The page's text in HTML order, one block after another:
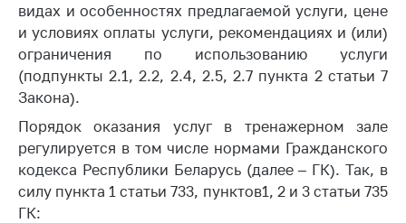
Применение мер
нетарифного
регулирования
Биржевая торговля
деятельность в
Республике
Беларусь
Защита
видах и особенностях предлагаемой услуги, цене
и условиях оплаты услуги, рекомендациях и (или)
ограничения по использованию услуги
(подпункты 2.1, 2.2, 2.4, 2.5, 2.7 пункта 2 статьи 7
Закона).
Порядок оказания услуг в тренажерном зале
регулируется в том числе нормами Гражданского
кодекса Республики Беларусь (далее – ГК). Так, в
силу пункта 1 статьи 733, пунктов1, 2 и 3 статьи 735
ГК: